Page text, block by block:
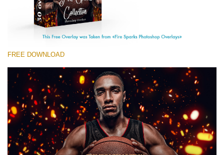
無料ダウンロード
FREE DOWNLOAD